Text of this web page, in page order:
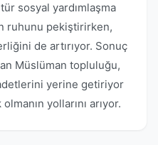
sosyal yardımlaşma
ruhunu pekiştirirken,
de artırıyor. Sonuç
Müslüman topluluğu,
yerine getiriyor
yollarını arıyor.